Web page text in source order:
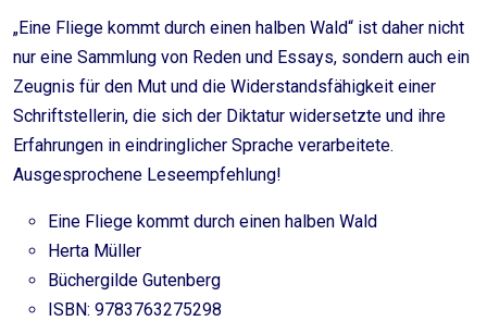
„Eine Fliege kommt durch einen halben Wald“ ist daher nicht
nur eine Sammlung von Reden und Essays, sondern auch ein
Zeugnis für den Mut und die Widerstandsfähigkeit einer
Schriftstellerin, die sich der Diktatur widersetzte und ihre
Erfahrungen in eindringlicher Sprache verarbeitete.
Ausgesprochene Leseempfehlung!
Eine Fliege kommt durch einen halben Wald
Herta Müller
Büchergilde Gutenberg
ISBN: 9783763275298